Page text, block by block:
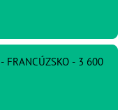
FRANCÚZSKO - 3 600